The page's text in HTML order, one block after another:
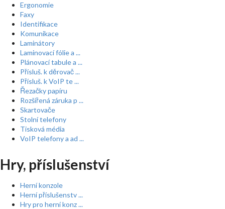
Ergonomie
Faxy
Identifikace
Komunikace
Laminátory
Laminovací fólie a ...
Plánovací tabule a ...
Přísluš. k děrovač ...
Přísluš. k VoIP te ...
Řezačky papíru
Rozšířená záruka p ...
Skartovače
Stolní telefony
Tisková média
VoIP telefony a ad ...
Hry, příslušenství
Herní konzole
Herní příslušenstv ...
Hry pro herní konz ...